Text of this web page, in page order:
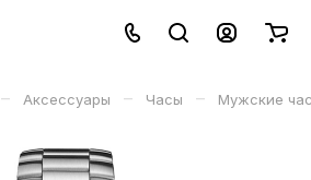
– Аксессуары – Часы – Мужские